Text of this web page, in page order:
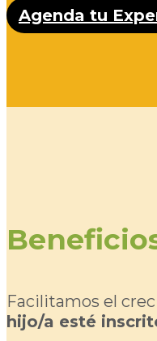
Agenda tu
Facilitamos el
hijo/a esté